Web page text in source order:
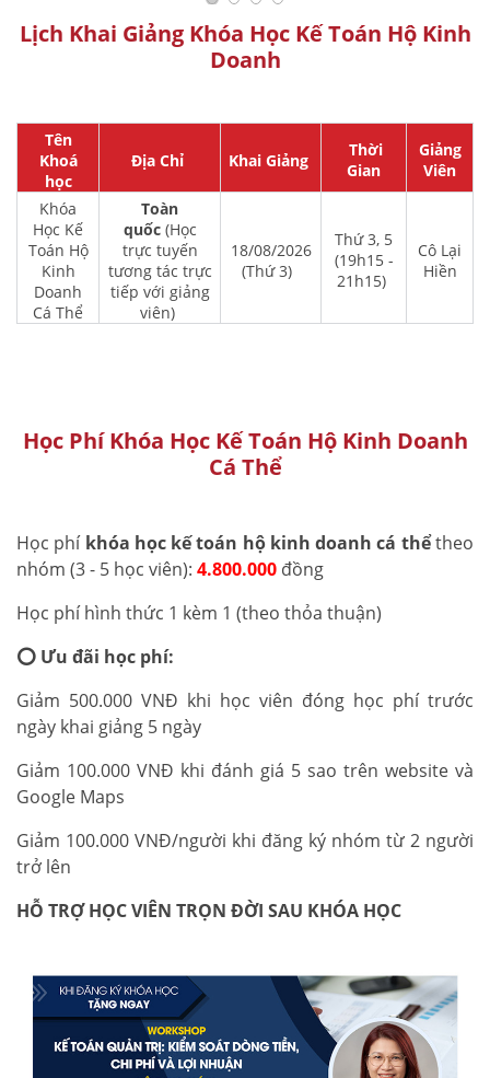
Lịch Khai Giảng Khóa Học Kế Toán Hộ Kinh
Doanh
Tên
Khoá
học
Địa Chỉ Khai Giảng
Thời
Gian
Giảng
Viên
Khóa
Học Kế
Toán Hộ
Kinh
Doanh
Cá Thể
Toàn
quốc(Học
trực tuyến
tương tác trực
tiếp với giảng
viên)
18/08/2026
(Thứ 3)
Thứ 3, 5
(19h15 -
21h15)
Cô Lại
Hiền
Học Phí Khóa Học Kế Toán Hộ Kinh Doanh
Cá Thể
Học phí khóa học kế toán hộ kinh doanh cá thểtheo
nhóm (3 - 5 học viên): 4.800.000 đồng
Học phí hình thức 1 kèm 1 (theo thỏa thuận)
⭕ Ưu đãi học phí:
Giảm 500.000 VNĐ khi học viên đóng học phí trước
ngày khai giảng 5 ngày
Giảm 100.000 VNĐ khi đánh giá 5 sao trên website và
Google Maps
Giảm 100.000 VNĐ/người khi đăng ký nhóm từ 2 người
trở lên
HỖ TRỢ HỌC VIÊN TRỌN ĐỜI SAU KHÓA HỌC